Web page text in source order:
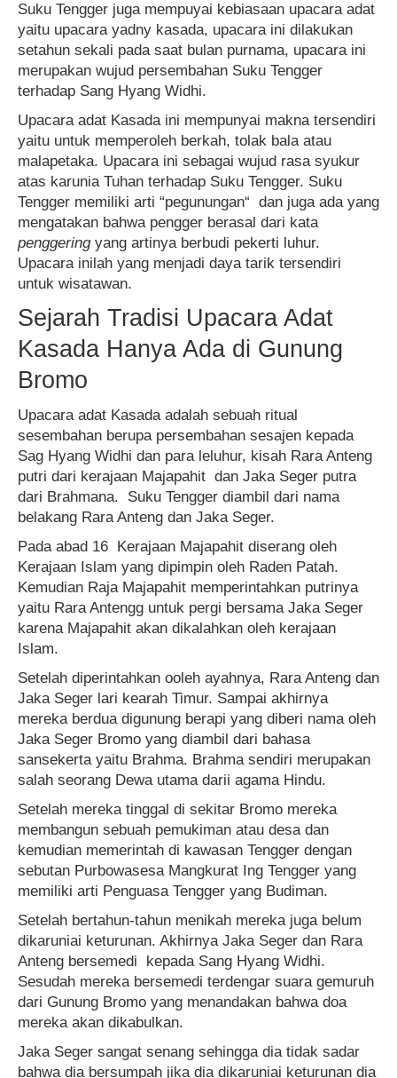
Suku Tengger juga mempuyai kebiasaan upacara adat
yaitu upacara yadny kasada, upacara ini dilakukan
setahun sekali pada saat bulan purnama, upacara ini
merupakan wujud persembahan Suku Tengger
terhadap Sang Hyang Widhi.
Upacara adat Kasada ini mempunyai makna tersendiri
yaitu untuk memperoleh berkah, tolak bala atau
malapetaka. Upacara ini sebagai wujud rasa syukur
atas karunia Tuhan terhadap Suku Tengger. Suku
Tengger memiliki arti “pegunungan“ dan juga ada yang
mengatakan bahwa pengger berasal dari kata
penggeringyang artinya berbudi pekerti luhur.
Upacara inilah yang menjadi daya tarik tersendiri
untuk wisatawan.
Sejarah Tradisi Upacara Adat
Kasada Hanya Ada di Gunung
Bromo
Upacara adat Kasada adalah sebuah ritual
sesembahan berupa persembahan sesajen kepada
Sag Hyang Widhi dan para leluhur, kisah Rara Anteng
putri dari kerajaan Majapahit dan Jaka Seger putra
dari Brahmana. Suku Tengger diambil dari nama
belakang Rara Anteng dan Jaka Seger.
Pada abad 16 Kerajaan Majapahit diserang oleh
Kerajaan Islam yang dipimpin oleh Raden Patah.
Kemudian Raja Majapahit memperintahkan putrinya
yaitu Rara Antengg untuk pergi bersama Jaka Seger
karena Majapahit akan dikalahkan oleh kerajaan
Islam.
Setelah diperintahkan ooleh ayahnya, Rara Anteng dan
Jaka Seger lari kearah Timur. Sampai akhirnya
mereka berdua digunung berapi yang diberi nama oleh
Jaka Seger Bromo yang diambil dari bahasa
sansekerta yaitu Brahma. Brahma sendiri merupakan
salah seorang Dewa utama darii agama Hindu.
Setelah mereka tinggal di sekitar Bromo mereka
membangun sebuah pemukiman atau desa dan
kemudian memerintah di kawasan Tengger dengan
sebutan Purbowasesa Mangkurat Ing Tengger yang
memiliki arti Penguasa Tengger yang Budiman.
Setelah bertahun-tahun menikah mereka juga belum
dikaruniai keturunan. Akhirnya Jaka Seger dan Rara
Anteng bersemedi kepada Sang Hyang Widhi.
Sesudah mereka bersemedi terdengar suara gemuruh
dari Gunung Bromo yang menandakan bahwa doa
mereka akan dikabulkan.
Jaka Seger sangat senang sehingga dia tidak sadar
bahwa dia bersumpah jika dia dikaruniai keturunan dia